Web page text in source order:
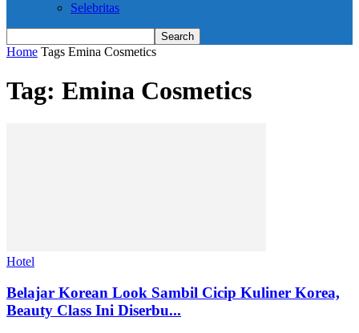
Selebritas
Home Tags Emina Cosmetics
Tag: Emina Cosmetics
Hotel
Belajar Korean Look Sambil Cicip Kuliner Korea,
Beauty Class Ini Diserbu...